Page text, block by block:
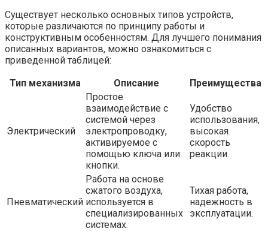
Существует несколько основных типов устройств,
которые различаются по принципу работы и
конструктивным особенностям. Для лучшего понимания
описанных вариантов, можно ознакомиться с
приведенной таблицей:
Тип механизма
Описание Преимущества
Электрический
Простое
взаимодействие с
системой через
электропроводку,
активируемое с
помощью ключа или
кнопки.
Удобство
использования,
высокая
скорость
реакции.
Пневматический
Работа на основе
сжатого воздуха,
используется в
специализированных
системах.
Тихая работа,
надежность в
эксплуатации.